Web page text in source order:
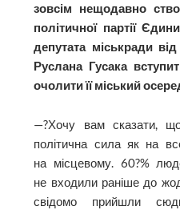
зовсім нещодавно
політичної партії
депутата міськради
Руслана Гусака
очолити її міський
—?Хочу вам сказати,
політична сила як на
на місцевому. 60?%
не входили раніше до
свідомо прийшли